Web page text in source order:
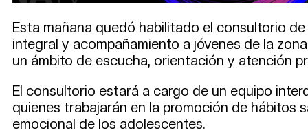
Esta mañana quedó habilitado el consultorio
integral y acompañamiento a jóvenes de la
un ámbito de escucha, orientación y atención
El consultorio estará a cargo de un equipo
quienes trabajarán en la promoción de hábitos
emocional de los adolescentes.